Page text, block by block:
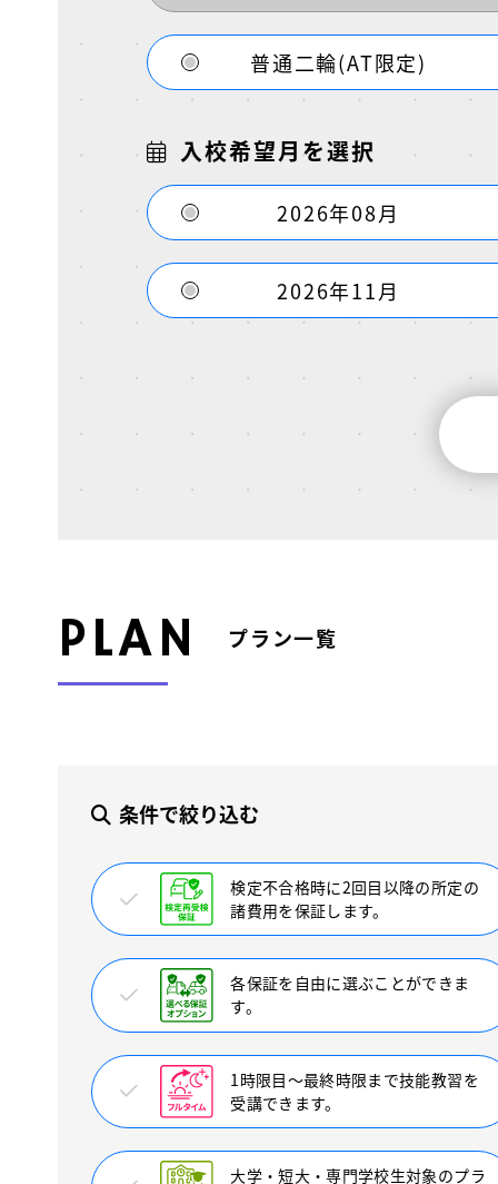
普通二輪(AT限定)
入校希望月を選択
2026年08月
2026年11月
PLAN プラン一覧
条件で絞り込む
検定不合格時に2回目以降の所定の
諸費用を保証します。
各保証を自由に選ぶことができま
す。
1時限目〜最終時限まで技能教習を
受講できます。
大学・短大・専門学校生対象のプラ